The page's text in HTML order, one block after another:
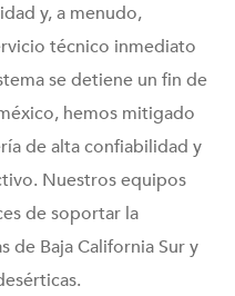
y, a menudo,
técnico inmediato
se detiene un fin de
hemos mitigado
de alta confiabilidad y
Nuestros equipos
de soportar la
de Baja California Sur y